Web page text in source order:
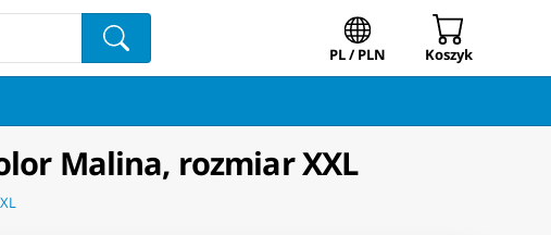
PL / PLN Koszyk
Malina, rozmiar XXL